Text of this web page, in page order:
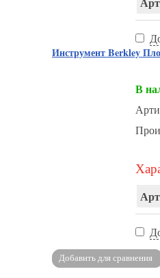
Инструмент Berkley
В